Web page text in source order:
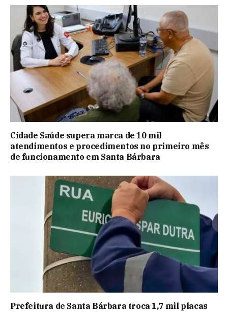
Cidade Saúde supera marca de 10 mil
atendimentos e procedimentos no primeiro mês
de funcionamento em Santa Bárbara
Prefeitura de Santa Bárbara troca 1,7 mil placas